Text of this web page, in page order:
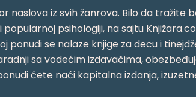
naslova iz svih žanrova. Bilo da tražite
psihologiji, na sajtu
ponudi se nalaze knjige za decu i
sa vodećim izdavačima,
ćete naći kapitalna izdanja,